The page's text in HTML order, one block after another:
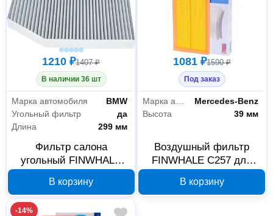
1210 ₽1407 ₽
В наличии 36 шт
Марка автомобиля
BMW
Угольный фильтр
да
Длина
299 мм
Фильтр салона
угольный FINWHALE
3/4/X3/X4
В корзину
1081 ₽1590 ₽
Под заказ
Mercedes-Benz
Высота
39 мм
Воздушный фильтр
FINWHALE C257 для
В корзину
-14%